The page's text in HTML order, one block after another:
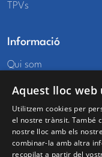
TPVs
Informació
Qui som
Zona usuaris
El meu compte
Les meves comandes
Aquest lloc web
Utilitzem cookies per
el nostre trànsit. També
nostre lloc amb els
combinar-la amb altra
recopilat a partir del